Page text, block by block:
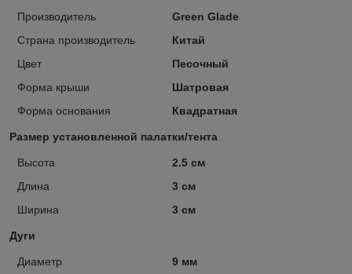
Производитель
Green Glade
Страна производитель
Китай
Цвет
Песочный
Форма крыши
Шатровая
Форма основания
Квадратная
Размер установленной палатки/тента
Высота
2.5 см
Длина
3 см
Ширина
3 см
Дуги
Диаметр 9 мм